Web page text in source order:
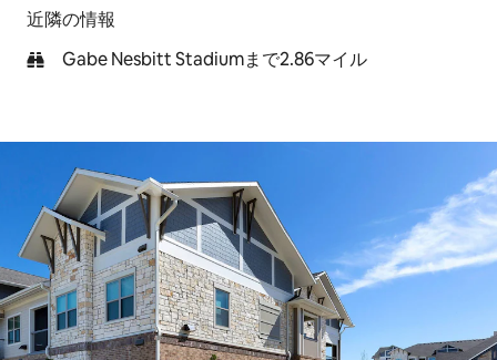
近隣の情報
Gabe Nesbitt Stadiumまで2.86マイル